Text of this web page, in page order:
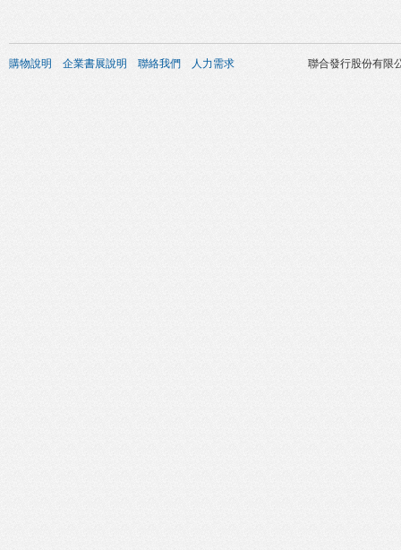
購物說明 企業書展說明 聯絡我們 人力需求 聯合發行股份有限